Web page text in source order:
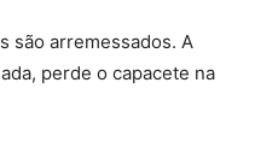
são arremessados. A
perde o capacete na